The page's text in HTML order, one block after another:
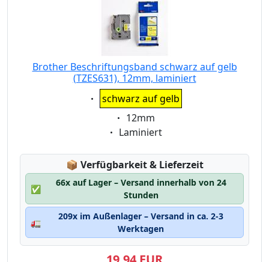
Brother Beschriftungsband schwarz auf gelb
(TZES631), 12mm, laminiert
Eigenschaft:
schwarz auf gelb
Eigenschaft:
12mm
Eigenschaft:
Laminiert
📦 Lagerstatus:
Verfügbarkeit & Lieferzeit
✅
66x auf Lager – Versand innerhalb von 24
Stunden
🚛
209x im Außenlager – Versand in ca. 2-3
Werktagen